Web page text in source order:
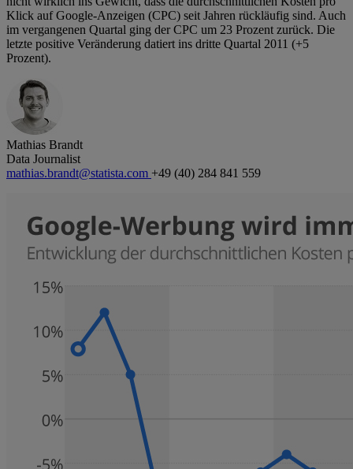
Klick auf Google-Anzeigen (CPC) seit Jahren rückläufig sind. Auch
im vergangenen Quartal ging der CPC um 23 Prozent zurück. Die
letzte positive Veränderung datiert ins dritte Quartal 2011 (+5
Prozent).
Mathias Brandt
Data Journalist
mathias.brandt@statista.com +49 (40) 284 841 559